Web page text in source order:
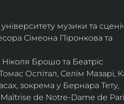
музики та
Сімеона Піронкова та
Брошо та Беатріс
Оспітал, Селім Мазарі,
зокрема у Бернара Тету,
de Notre-Dame de